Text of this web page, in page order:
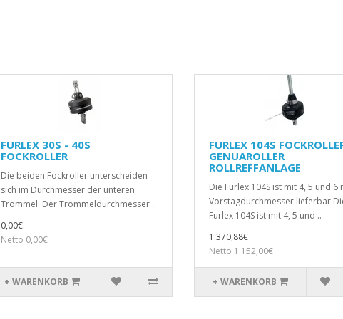
FURLEX 30S - 40S
FOCKROLLER
Die beiden Fockroller unterscheiden
sich im Durchmesser der unteren
Trommel. Der Trommeldurchmesser ..
0,00€
Netto 0,00€
+ WARENKORB
FURLEX 104S
GENUAROLLER
ROLLREFFANLAGE
Die Furlex 104S ist mit 4, 5 und 6
Vorstagdurchmesser
Furlex 104S ist mit 4, 5 und ..
1.370,88€
Netto 1.152,00€
+ WARENKORB